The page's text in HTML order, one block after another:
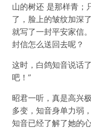
山的树还 是那样青；
了，脸上的皱纹加深
就写了一封平安家信
封信怎么送回去呢？
这时，白鸽知音说话
吧！”
昭君一听，真是高兴
多变，知音身单力弱
知音已经了解了她的